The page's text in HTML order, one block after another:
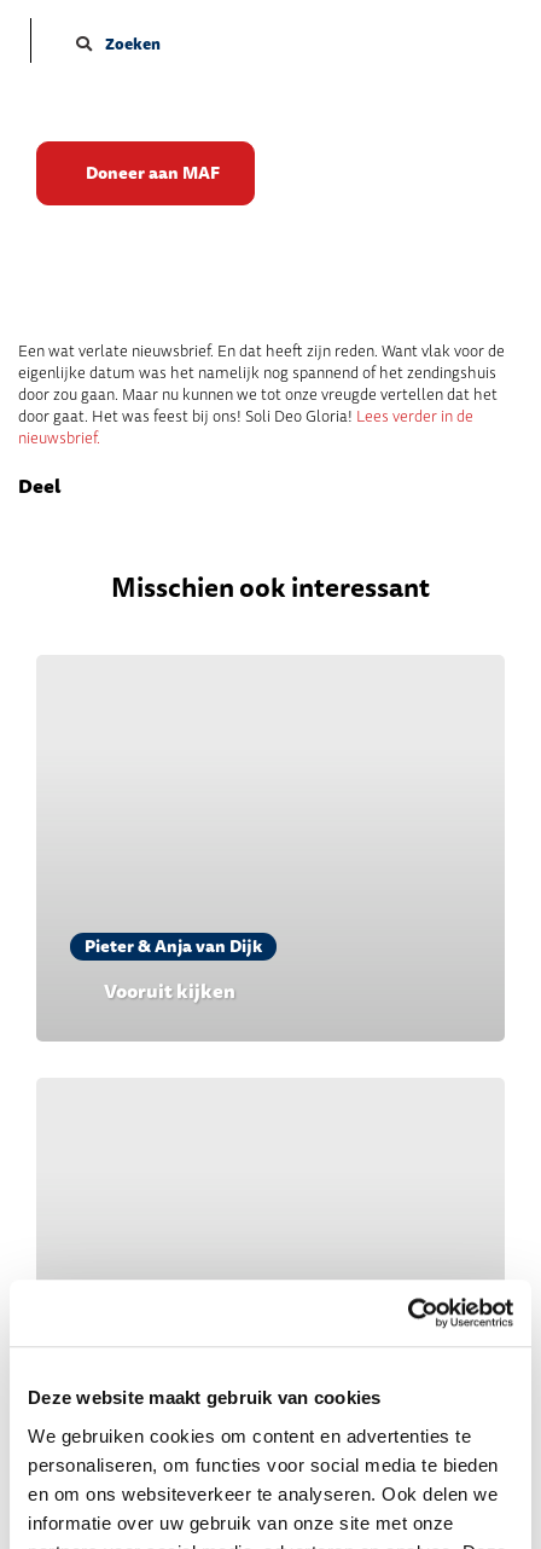
Deze website maakt gebruik van cookies
We gebruiken cookies om content en advertenties te
personaliseren, om functies voor social media te bieden
en om ons websiteverkeer te analyseren. Ook delen we
informatie over uw gebruik van onze site met onze
Zoeken
Doneer aan MAF
Het gaat door!
Publicatie datum: 28-05-2021
Een wat verlate nieuwsbrief. En dat heeft zijn reden. Want vlak voor de
eigenlijke datum was het namelijk nog spannend of het zendingshuis
door zou gaan. Maar nu kunnen we tot onze vreugde vertellen dat het
door gaat. Het was feest bij ons! Soli Deo Gloria! Lees verder in de
nieuwsbrief.
Deel
Misschien ook interessant
Pieter & Anja van Dijk
Vooruit kijken
Standaardisatiecursus bij MAF Amerika